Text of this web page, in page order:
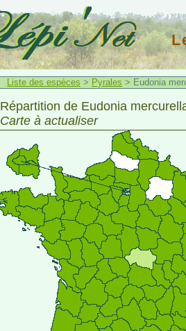
Liste des espèces > Pyrales > Eudonia
Répartition de Eudonia
Carte à actualiser